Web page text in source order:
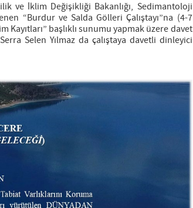
ve İklim Değişikliği Bakanlığı, Sedimantoloji
“Burdur ve Salda Gölleri Çalıştayı”na (4-7
başlıklı sunumu yapmak üzere davet
Selen Yılmaz da çalıştaya davetli dinleyici
Next